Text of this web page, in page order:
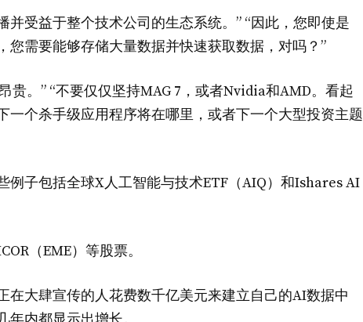
受益于整个技术公司的生态系统。” “因此，您即使是
您需要能够存储大量数据并快速获取数据，对吗？”
贵。” “不要仅仅坚持MAG 7，或者Nvidia和AMD。看起
一个杀手级应用程序将在哪里，或者下一个大型投资主题
例子包括全球X人工智能与技术ETF（AIQ）和Ishares AI
（EME）等股票。
在大肆宣传的人花费数千亿美元来建立自己的AI数据中